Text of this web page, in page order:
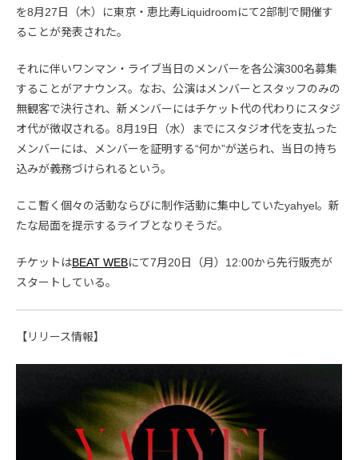
を8月27日（木）に東京・恵比寿Liquidroomにて2部制で開催す
ることが発表された。
それに伴いワンマン・ライブ当日のメンバーを各公演300名募集
することがアナウンス。なお、公演はメンバーとスタッフのみの
無観客で決行され、新メンバーにはチケット代の代わりにスタジ
オ代が徴収される。8月19日（水）までにスタジオ代を支払った
メンバーには、メンバーを証明する“何か”が送られ、当日の持ち
込みが義務づけられるという。
ここ暫く個々の活動ならびに制作活動に集中していたyahyel。新
たな局面を提示するライブとなりそうだ。
チケットはBEAT WEBにて7月20日（月）12:00から先行販売が
スタートしている。
【リリース情報】